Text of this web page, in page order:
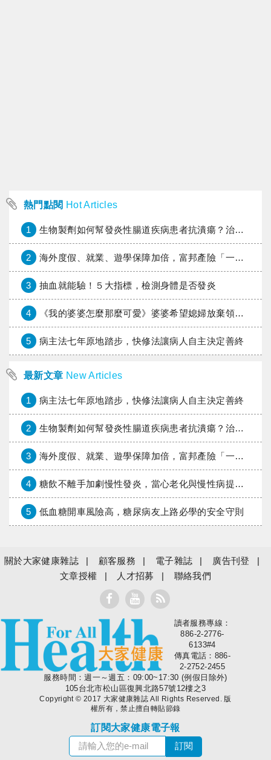
熱門點閱 Hot Articles
1 生物製劑如何幫發炎性腸道疾病患者抗潰瘍？治療進展與健保給付困境一次看
2 海外度假、就業、遊學保障加倍，富邦產險「一期逐夢」專案加碼遠距醫療與緊急救援
3 抽血就能驗！５大指標，檢測身體是否發炎
4 《我的婆婆怎麼那麼可愛》婆婆希望媳婦放棄領取已故兒子身故理賠金，可以這樣做嗎？
5 病主法七年原地踏步，快修法讓病人自主決定善終
最新文章 New Articles
1 病主法七年原地踏步，快修法讓病人自主決定善終
2 生物製劑如何幫發炎性腸道疾病患者抗潰瘍？治療進展與健保給付困境一次看
3 海外度假、就業、遊學保障加倍，富邦產險「一期逐夢」專案加碼遠距醫療與緊急救援
4 糖飲不離手加劇慢性發炎，當心老化與慢性病提早報到
5 低血糖開車風險高，糖尿病友上路必學的安全守則
關於大家健康雜誌 顧客服務 電子雜誌
廣告刊登
文章授權
人才招募 聯絡我們
大家健康
讀者服務專線：
886-2-2776-
6133#4
傳真電話：886-
2-2752-2455
服務時間：週一～週五：09:00~17:30 (例假日除外)
105台北市松山區復興北路57號12樓之3
Copyright © 2017 大家健康雜誌 All Rights Reserved. 版
權所有，禁止擅自轉貼節錄
訂閱大家健康電子報